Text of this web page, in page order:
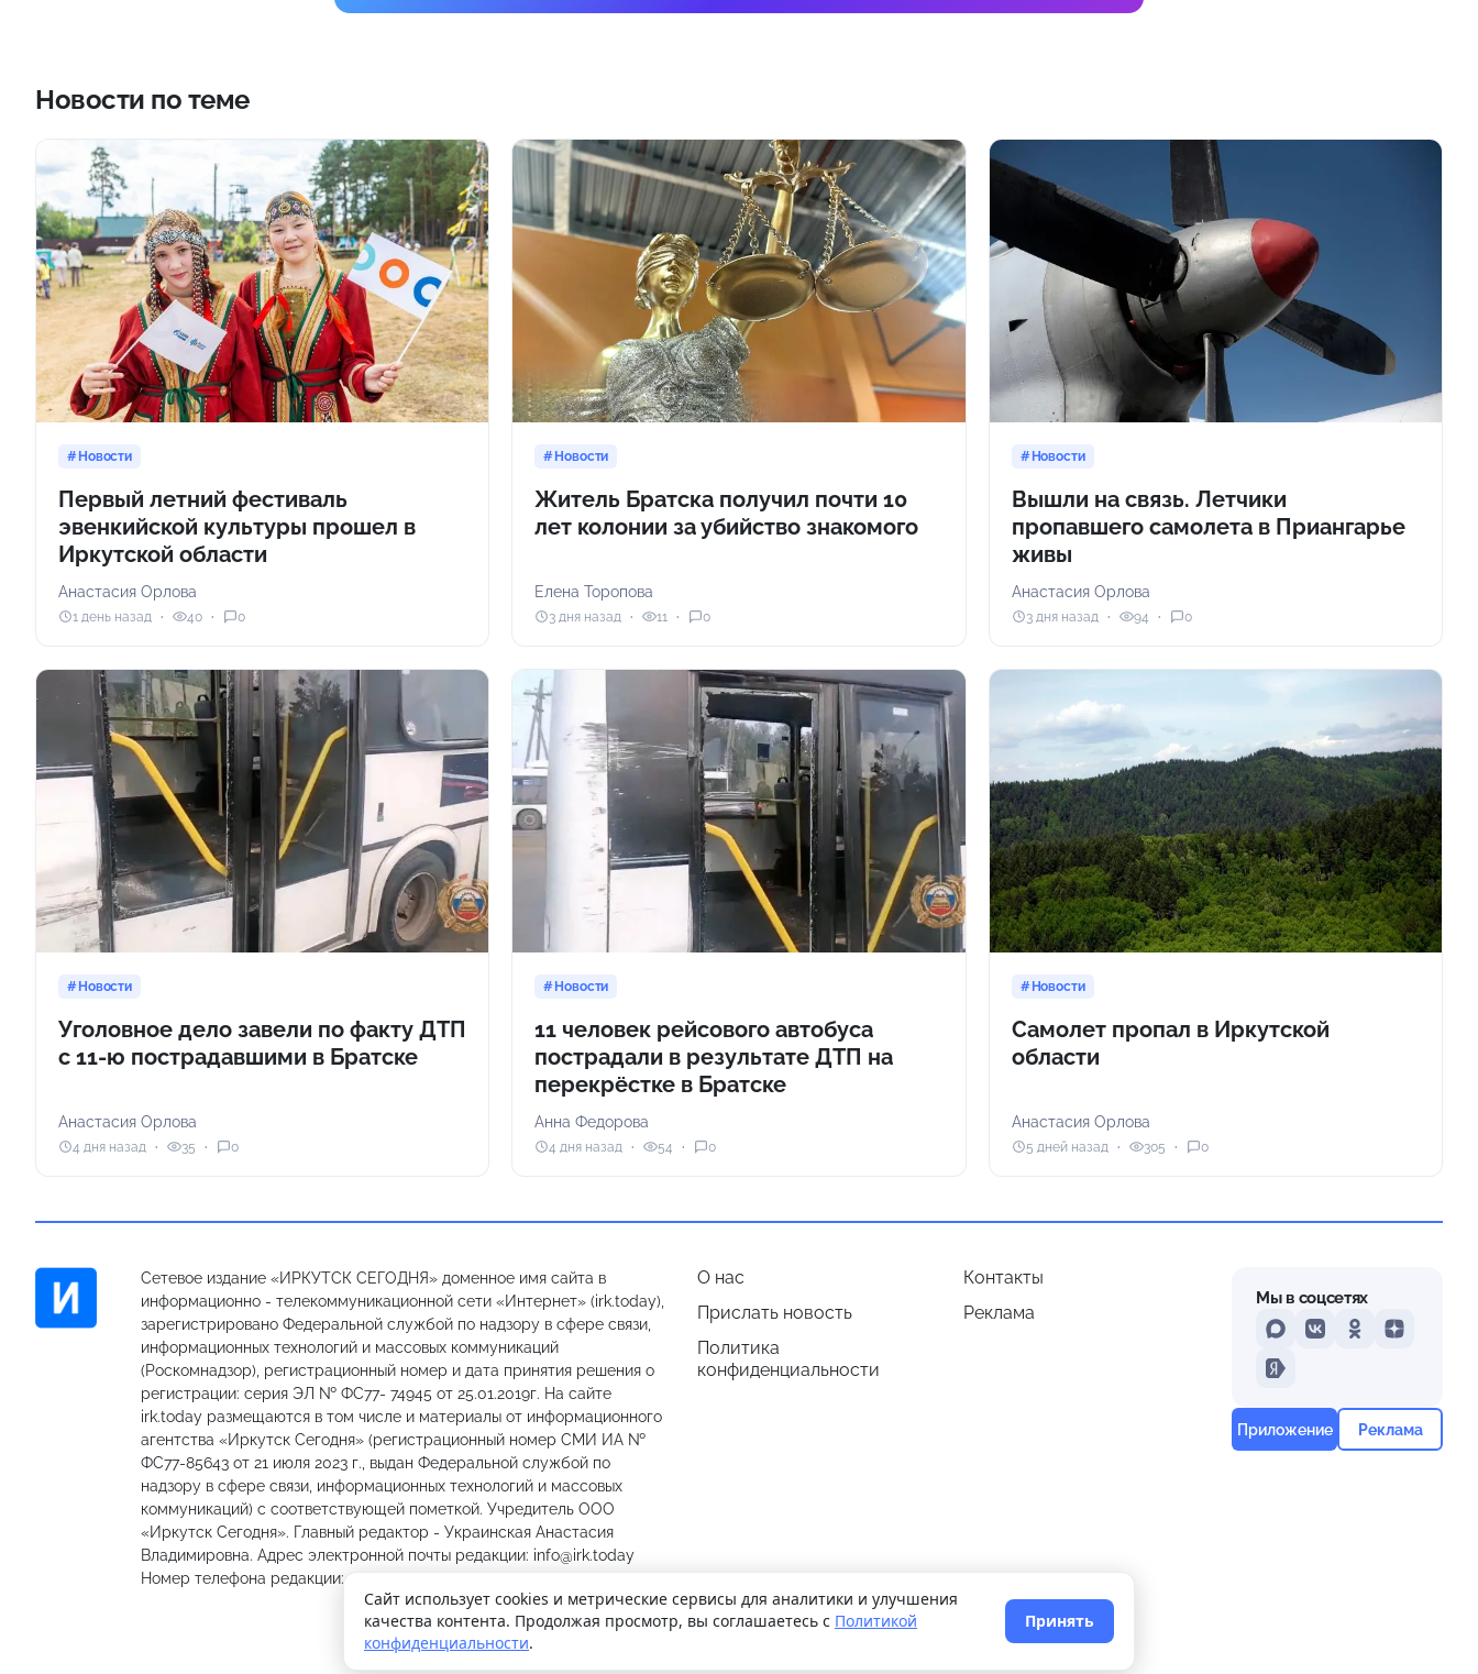
Новости по теме
Новости
Первый летний фестиваль
эвенкийской культуры прошел в
Иркутской области
Анастасия Орлова
1 день назад 40 0
Новости
Житель Братска получил почти 10
лет колонии за убийство знакомого
Елена Торопова
3 дня назад 11 0
Новости
Вышли на связь. Летчики
пропавшего самолета в Приангарье
живы
Анастасия Орлова
3 дня назад 94 0
Новости
Уголовное дело завели по факту ДТП
с 11-ю пострадавшими в Братске
Анастасия Орлова
4 дня назад 35 0
Новости
11 человек рейсового автобуса
пострадали в результате ДТП на
перекрёстке в Братске
Анна Федорова
4 дня назад 54 0
Новости
Самолет пропал в Иркутской
области
Анастасия Орлова
5 дней назад 305 0
Сетевое издание «ИРКУТСК СЕГОДНЯ» доменное имя сайта в
информационно - телекоммуникационной сети «Интернет» (irk.today),
зарегистрировано Федеральной службой по надзору в сфере связи,
информационных технологий и массовых коммуникаций
(Роскомнадзор), регистрационный номер и дата принятия решения о
регистрации: серия ЭЛ № ФС77- 74945 от 25.01.2019г. На сайте
irk.today размещаются в том числе и материалы от информационного
агентства «Иркутск Сегодня» (регистрационный номер СМИ ИА №
ФС77-85643 от 21 июля 2023 г., выдан Федеральной службой по
надзору в сфере связи, информационных технологий и массовых
коммуникаций) с соответствующей пометкой. Учредитель ООО
«Иркутск Сегодня». Главный редактор - Украинская Анастасия
Владимировна. Адрес электронной почты редакции: info@irk.today
Номер телефона редакции: 89501301335, 89148774487
О нас
Контакты
Прислать новость
Реклама
Политика
конфиденциальности
Мы в соцсетях
MAXVKontakteOdnoklassniki
Dzen
Yandex
Приложение Реклама
© 2026
Сайт использует cookies и метрические сервисы для аналитики и улучшения
качества контента. Продолжая просмотр, вы соглашаетесь с Политикой
конфиденциальности.
Принять